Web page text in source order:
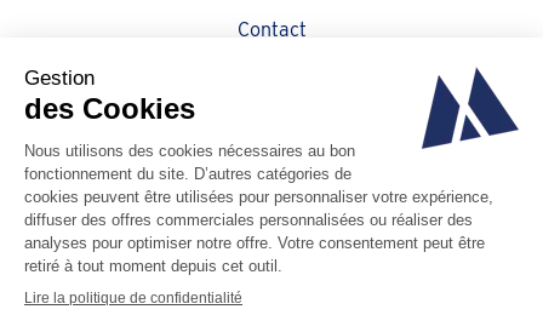
Contact
À propos de Magotteaux
Code d'éthique
PAIA Manual
Vie privée
Code de conduite des fournisseurs